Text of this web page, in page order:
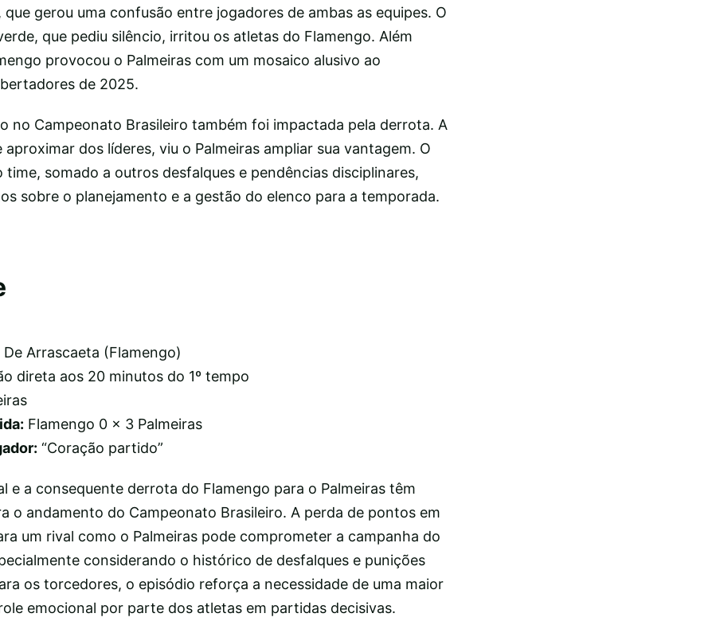
que gerou uma confusão entre jogadores de ambas as equipes. O
que pediu silêncio, irritou os atletas do Flamengo. Além
provocou o Palmeiras com um mosaico alusivo ao
de 2025.
no Campeonato Brasileiro também foi impactada pela derrota. A
aproximar dos líderes, viu o Palmeiras ampliar sua vantagem. O
somado a outros desfalques e pendências disciplinares,
sobre o planejamento e a gestão do elenco para a temporada.
Arrascaeta (Flamengo)
direta aos 20 minutos do 1º tempo
Flamengo 0 x 3 Palmeiras
“Coração partido”
e a consequente derrota do Flamengo para o Palmeiras têm
o andamento do Campeonato Brasileiro. A perda de pontos em
um rival como o Palmeiras pode comprometer a campanha do
considerando o histórico de desfalques e punições
os torcedores, o episódio reforça a necessidade de uma maior
emocional por parte dos atletas em partidas decisivas.